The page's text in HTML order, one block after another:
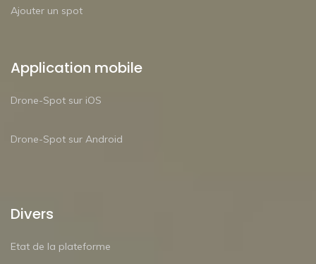
Ajouter un spot
Application mobile
Drone-Spot sur iOS
Drone-Spot sur Android
Divers
Etat de la plateforme